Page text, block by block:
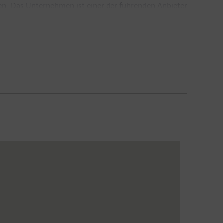
, Antriebs- und Softwarelösungen für die